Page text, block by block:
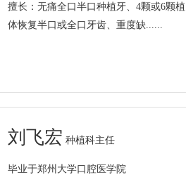
擅长：无痛全口半口种植牙、4颗或6颗植
体恢复半口或全口牙齿、重度缺......
刘飞宏 种植科主任
毕业于郑州大学口腔医学院